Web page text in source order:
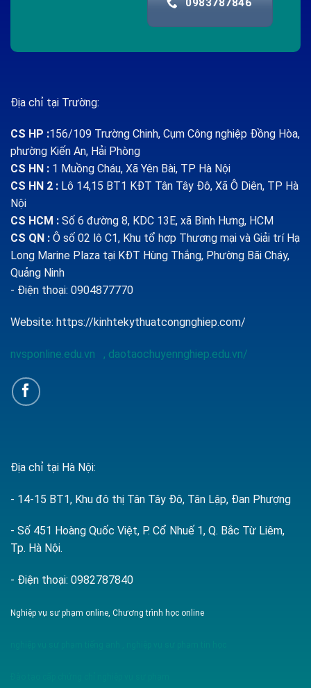
0983787846
Địa chỉ tại Trường:
CS HP :156/109 Trường Chinh, Cụm Công nghiệp Đồng Hòa,
phường Kiến An, Hải Phòng
CS HN : 1 Muồng Cháu, Xã Yên Bài, TP Hà Nội
CS HN 2 : Lô 14,15 BT1 KĐT Tân Tây Đô, Xã Ô Diên, TP Hà
Nội
CS HCM : Số 6 đường 8, KDC 13E, xã Bình Hưng, HCM
CS QN : Ô số 02 lô C1, Khu tổ hợp Thương mại và Giải trí Hạ
Long Marine Plaza tại KĐT Hùng Thắng, Phường Bãi Cháy,
Quảng Ninh
- Điện thoại: 0904877770
Website: https://kinhtekythuatcongnghiep.com/
nvsponline.edu.vn , daotaochuyennghiep.edu.vn/
Địa chỉ tại Hà Nội:
- 14-15 BT1, Khu đô thị Tân Tây Đô, Tân Lập, Đan Phượng
- Số 451 Hoàng Quốc Việt, P. Cổ Nhuế 1, Q. Bắc Từ Liêm,
Tp. Hà Nội.
- Điện thoại: 0982787840
Nghiệp vụ sư phạm online, Chương trình học online